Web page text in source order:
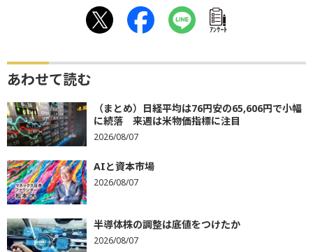
ｱﾝｹｰﾄ
あわせて読む
（まとめ）日経平均は76円安の65,606円で小幅
に続落 来週は米物価指標に注目
2026/08/07
AIと資本市場
2026/08/07
半導体株の調整は底値をつけたか
2026/08/07